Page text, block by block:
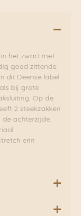
het zwart met
goed zittende
dit Deense label
bij grote
Op de
2 steekzakken
achterzijde.
erin